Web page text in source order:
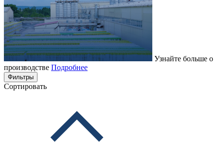
Узнайте больше о
производстве Подробнее
Фильтры
Сортировать